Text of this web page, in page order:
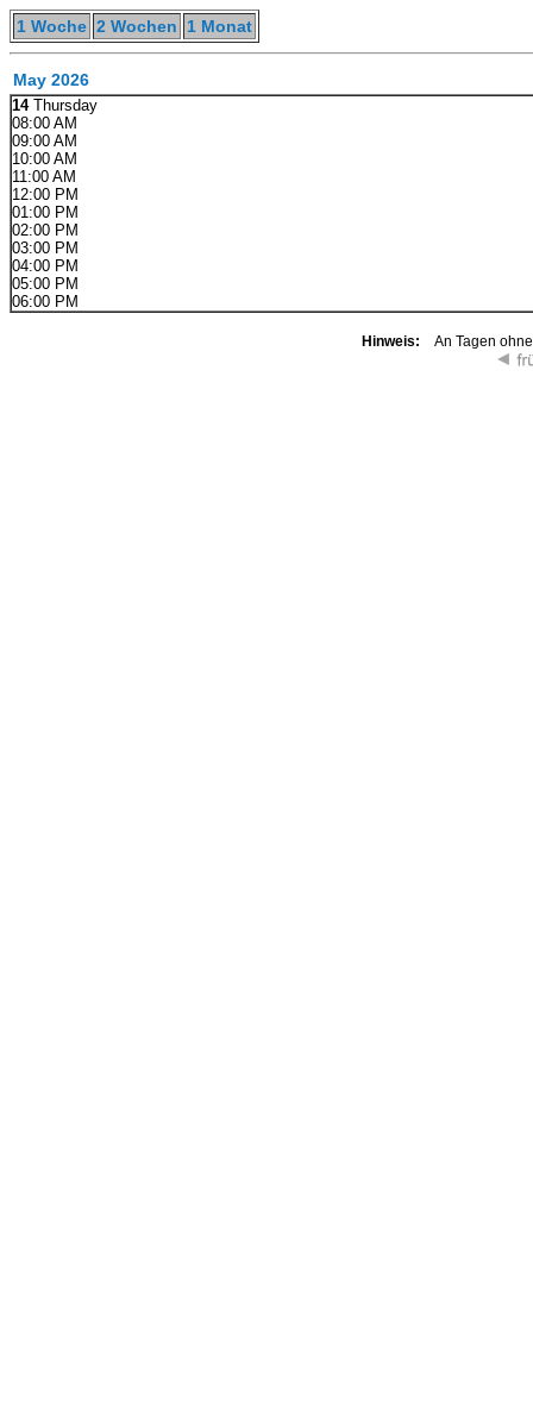
1 Woche 2 Wochen 1 Monat
May 2026
14Thursday
08:00 AM
09:00 AM
10:00 AM
11:00 AM
12:00 PM
01:00 PM
02:00 PM
03:00 PM
04:00 PM
05:00 PM
06:00 PM
Hinweis: An Tagen